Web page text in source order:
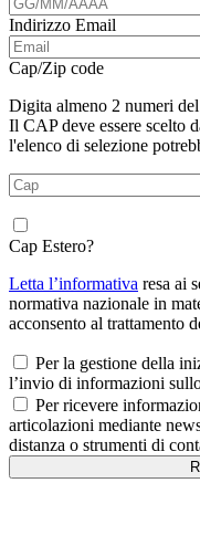
Indirizzo Email
Cap/Zip code
Digita almeno 2 numeri
Il CAP deve essere scelto
l'elenco di selezione
Cap Estero?
Letta l’informativa resa ai
normativa nazionale in
acconsento al trattamento
Per la gestione della
l’invio di informazioni
Per ricevere
articolazioni mediante
distanza o strumenti di